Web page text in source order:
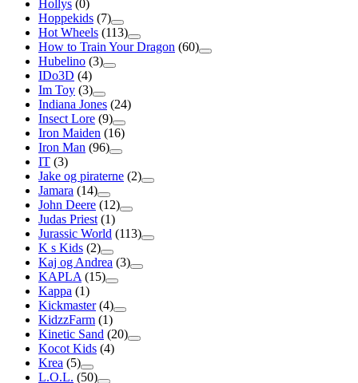
Hollys (0)
Hoppekids (7)
Hot Wheels (113)
How to Train Your Dragon (60)
Hubelino (3)
IDo3D (4)
Im Toy (3)
Indiana Jones (24)
Insect Lore (9)
Iron Maiden (16)
Iron Man (96)
IT (3)
Jake og piraterne (2)
Jamara (14)
John Deere (12)
Judas Priest (1)
Jurassic World (113)
K s Kids (2)
Kaj og Andrea (3)
KAPLA (15)
Kappa (1)
Kickmaster (4)
KidzzFarm (1)
Kinetic Sand (20)
Kocot Kids (4)
Krea (5)
L.O.L. (50)